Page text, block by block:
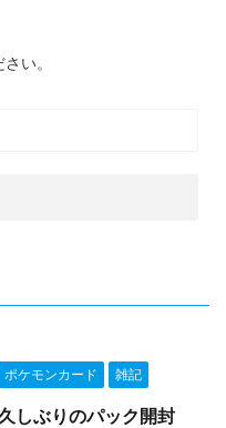
い。
ポケモンカード 雑記
しぶりのパック開封